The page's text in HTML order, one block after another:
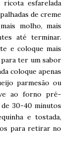
esfarelada
de creme
molho, mais
até terminar.
e coloque mais
para ter um sabor
coloque apenas
parmesão ou
ao forno pré-
de 30-40 minutos
e tostada,
para retirar no